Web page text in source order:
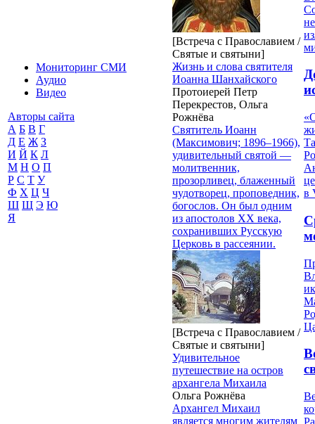
Мониторинг СМИ
Аудио
Видео
Авторы сайта
А Б В Г
Д Е Ж З
И Й К Л
М Н О П
Р С Т У
Ф Х Ц Ч
Ш Щ Э Ю
Я
[Встреча с Православием /
Святые и святыни]
Жизнь и слова святителя
Иоанна Шанхайского
Протоиерей Петр
Перекрестов, Ольга
Рожнёва
Святитель Иоанн
(Максимович; 1896–1966),
удивительный святой —
молитвенник,
прозорливец, блаженный
чудотворец, проповедник,
богослов. Он был одним
из апостолов ХХ века,
сохранивших Русскую
Церковь в рассеянии.
[Встреча с Православием /
Святые и святыни]
Удивительное
путешествие на остров
архангела Михаила
Ольга Рожнёва
Архангел Михаил
является многим жителям
в